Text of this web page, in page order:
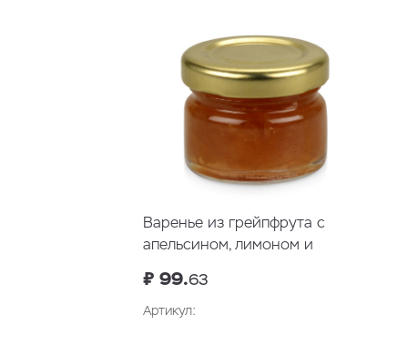
Варенье из грейпфрута с
апельсином, лимоном и
₽ 99.63
Артикул: